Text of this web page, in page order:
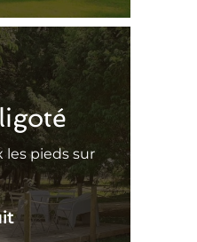
les pieds sur